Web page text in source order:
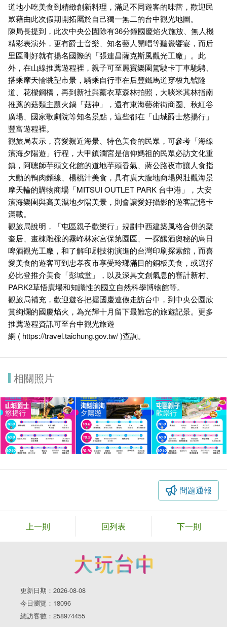
道地小吃美食到精緻創新料理，滿足不同遊客的味蕾，歡迎民
眾藉由此次假期開拓屬於自己獨一無二的台中觀光地圖。
陳局長提到，此次中央公園除有36分鐘國慶焰火施放、無人機
精彩表演外，更有爵士音樂、知名藝人開唱等聽覺饗宴，而后
里區剛好就有揚名國際的「張連昌薩克斯風觀光工廠」。此
外，在山線推薦遊程裡，親子可至麗寶樂園駕駛卡丁車馳騁、
搭乘摩天輪眺望市景，騎乘自行車在后豐鐵馬道穿梭九號隧
道、花樑鋼橋，再到新社與薰衣草森林拍照，大啖米其林指南
推薦的菇類主題火鍋「菇神」，還有東海藝術街商圈、秋紅谷
廣場、國家歌劇院等知名景點，這些都在「山城爵士悠揚行」
豐富遊程裡。
觀旅局表示，喜愛親近海景、特色美食的民眾，可參考「海線
濱海夕陽遊」行程，大甲鎮瀾宮是信仰媽祖的民眾必訪文化重
鎮，阿聰師芋頭文化館的道地芋頭香氣、蔣公路夜市讓人食指
大動的鴨肉麵線、楊桃汁美食，具有廣大腹地商場與壯觀海景
摩天輪的購物商場「MITSUI OUTLET PARK 台中港」，大安
濱海樂園與高美濕地夕陽美景，則會讓愛好攝影的遊客記憶卡
滿載。
觀旅局說明，「屯區親子歡樂行」規劃中西建築風格合併的聚
奎居、畫棟雕樑的霧峰林家宮保第園區、一探釀酒奧秘的烏日
啤酒觀光工廠，和了解印刷技術演進的台灣印刷探索館，而喜
愛美食的遊客可到忠孝夜市享受玲瑯滿目的銅板美食，或選擇
必比登推介美食「彭城堂」，以及深具文創氣息的審計新村、
PARK2草悟廣場和知識性的國立自然科學博物館等。
觀旅局補充，歡迎遊客把握國慶連假走訪台中，到中央公園欣
賞絢爛的國慶焰火，為光輝十月留下最難忘的旅遊記景。更多
推薦遊程資訊可至台中觀光旅遊
網 ( https://travel.taichung.gov.tw/)查詢。
相關照片
問題通報
上一則 回列表 下一則
更新日期：2026-08-08
今日瀏覽：18096
總訪客數：258974455